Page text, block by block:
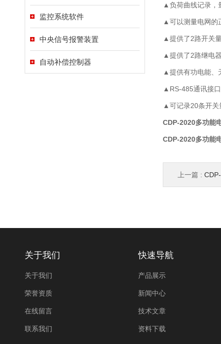
监控系统软件
中央信号报警装置
自动补偿控制器
▲负荷曲线记录，
▲可以测量电网的
▲提供了2路开关
▲提供了2路继电
▲提供有功电能、
▲RS-485通讯接
▲可记录20条开关
CDP-2020多功能
CDP-2020多功能
上一篇 :
关于我们
关于我们
荣誉资质
在线留言
联系我们
快速导航
产品展示
新闻中心
技术文章
资料下载